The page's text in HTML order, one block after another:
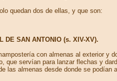
quedan dos de ellas, y que son:
DE SAN ANTONIO (s. XIV-XV).
con almenas al exterior y
que servían para lanzar flechas y
las almenas desde donde se podían